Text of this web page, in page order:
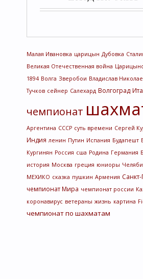
Малая Ивановка царицын Дубовка
Великая Отечественная война
1894 Волга Зверобои Владислав
Тучков сейнер Салехард Волгоград
чемпионат
Аргентина СССР суть времени Сергей
Индия ленин Путин Испания Будапешт
Кургинян Россия сша Родина Германия
история Москва греция юниоры
МЕХИКО сказка пушкин Армения
чемпионат Мира чемпионат россии
коронавирус ветераны жизнь картина
чемпионат по шахматам